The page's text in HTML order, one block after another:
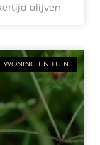
blijven
WONING EN TUIN